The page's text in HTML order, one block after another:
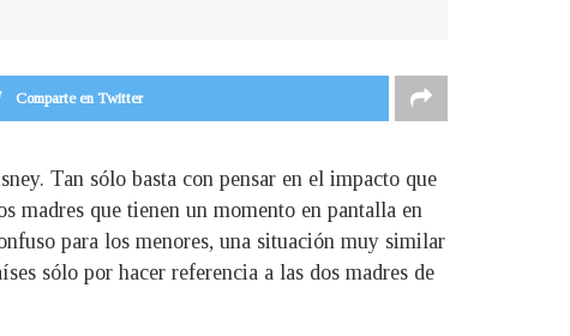
Comparte en Twitter
Tan sólo basta con pensar en el impacto que
madres que tienen un momento en pantalla en
para los menores, una situación muy similar
sólo por hacer referencia a las dos madres de